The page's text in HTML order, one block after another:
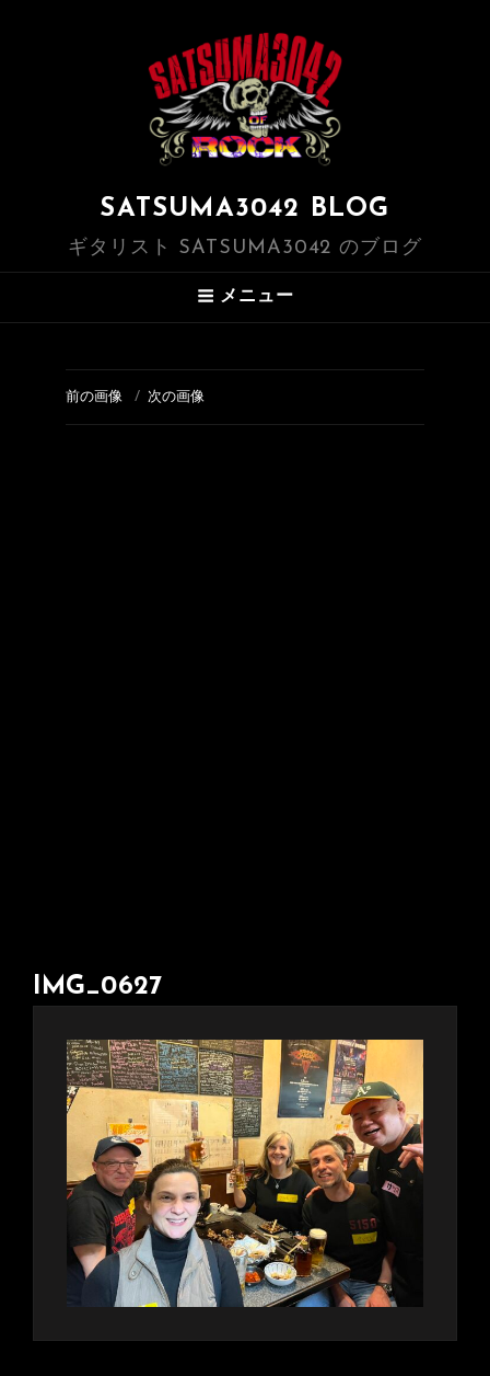
SATSUMA3042 BLOG
ギタリスト SATSUMA3042 のブログ
メニュー
前の画像 次の画像
IMG_0627